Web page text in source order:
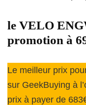
le VELO
promotion à
Le meilleur prix
sur GeekBuying à
prix à payer de